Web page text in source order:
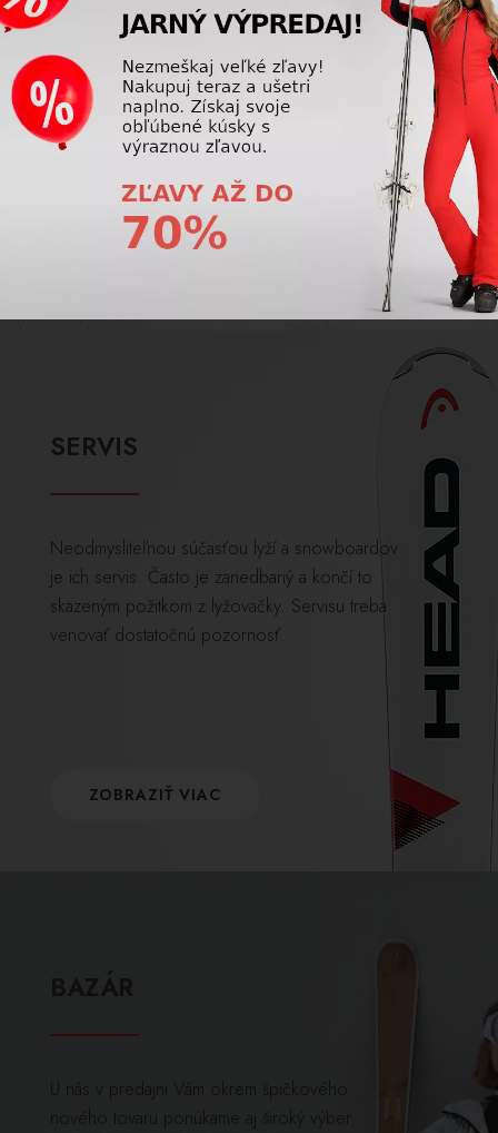
Využite úrazové poistenie na hory a poistite
seba aj svoj výstroj! Naša firma ponúka
komplexné poistenie, s ktorým si lyžovačku
užijete bez starostí.
ZOBRAZIŤ VIAC
SERVIS
Neodmysliteľnou súčasťou lyží a snowboardov
je ich servis. Často je zanedbaný a končí to
skazeným požitkom z lyžovačky. Servisu treba
venovať dostatočnú pozornosť.
ZOBRAZIŤ VIAC
U nás v predajni Vám okrem špičkového
nového tovaru ponúkame aj široký výber